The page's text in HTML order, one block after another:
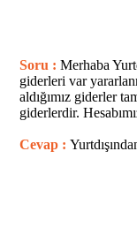
Soru : Merhaba
giderleri var
aldığımız giderler
giderlerdir.
Cevap :